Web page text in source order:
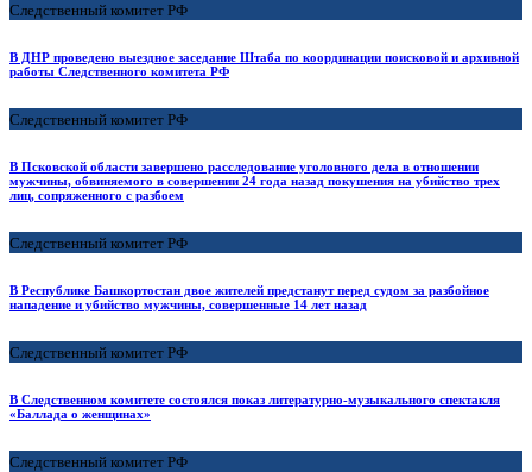
Следственный комитет РФ
В ДНР проведено выездное заседание Штаба по координации поисковой и архивной
работы Следственного комитета РФ
Следственный комитет РФ
В Псковской области завершено расследование уголовного дела в отношении
мужчины, обвиняемого в совершении 24 года назад покушения на убийство трех
лиц, сопряженного с разбоем
Следственный комитет РФ
В Республике Башкортостан двое жителей предстанут перед судом за разбойное
нападение и убийство мужчины, совершенные 14 лет назад
Следственный комитет РФ
В Следственном комитете состоялся показ литературно-музыкального спектакля
«Баллада о женщинах»
Следственный комитет РФ